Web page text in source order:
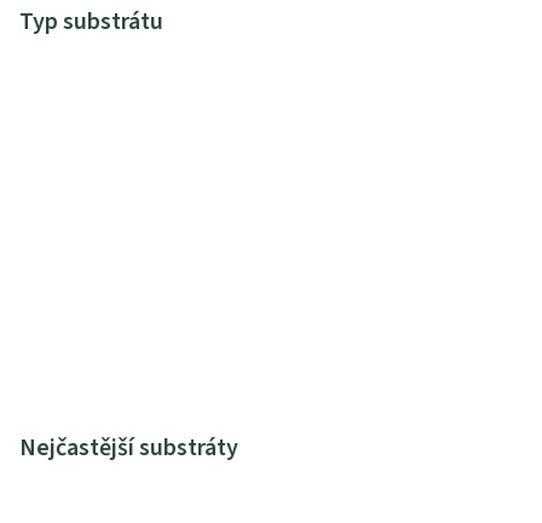
Typ substrátu
Nejčastější substráty